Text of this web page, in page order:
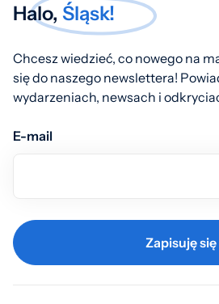
Halo, Śląsk!
Chcesz wiedzieć, co nowego na
się do naszego newslettera!
wydarzeniach, newsach i
E-mail
Zapisuję się